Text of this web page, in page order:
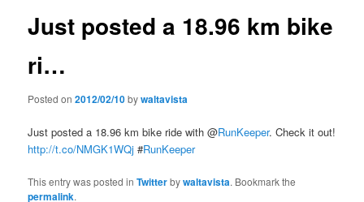
Just posted a 18.96 km bike
ri…
Posted on2012/02/10bywaltavista
Just posted a 18.96 km bike ride with @RunKeeper. Check it out!
http://t.co/NMGK1WQj #RunKeeper
This entry was posted inTwitterbywaltavista. Bookmark the
permalink.